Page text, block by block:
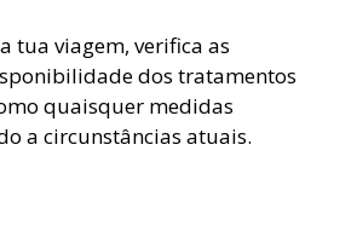
tua viagem, verifica as
dos tratamentos
quaisquer medidas
a circunstâncias atuais.